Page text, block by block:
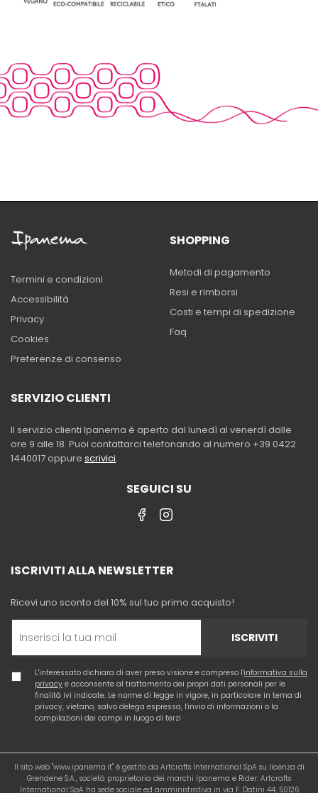
Termini e condizioni
Accessibilità
Privacy
Cookies
Preferenze di consenso
SHOPPING
Metodi di pagamento
Resi e rimborsi
Costi e tempi di spedizione
Faq
SERVIZIO CLIENTI
Il servizio clienti Ipanema è aperto dal lunedì al venerdì dalle
ore 9 alle 18. Puoi contattarci telefonando al numero +39 0422
1440017 oppure scrivici.
SEGUICI SU
ISCRIVITI ALLA NEWSLETTER
Ricevi uno sconto del 10% sul tuo primo acquisto!
ISCRIVITI
L'interessato dichiara di aver preso visione e compreso l'informativa sulla
privacy e acconsente al trattamento dei propri dati personali per le
finalità ivi indicate. Le norme di legge in vigore, in particolare in tema di
privacy, vietano, salvo delega espressa, l'invio di informazioni o la
compilazioni dei campi in luogo di terzi
Il sito web "www.ipanema.it" è gestito da Artcrafts International SpA su licenza di
Grendene S.A., società proprietaria dei marchi Ipanema e Rider. Artcrafts
International SpA ha sede sociale ed amministrativa in via F. Datini 44, 50126